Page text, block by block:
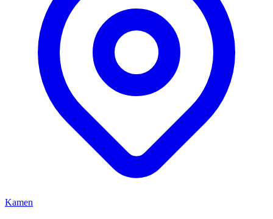
Kamen